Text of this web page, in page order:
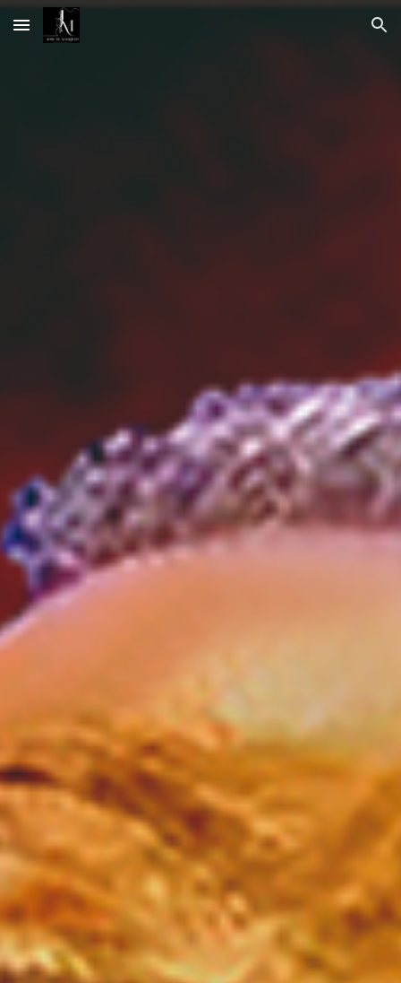
Skip to main content Skip to navigation